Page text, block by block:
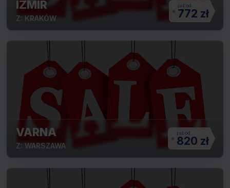
IZMIR
Z: KRAKÓW 772 zł
VARNA
Z: WARSZAWA 820 zł